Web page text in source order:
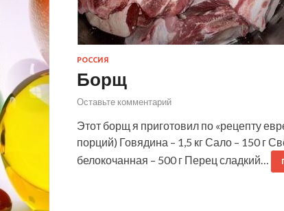
РОССИЯ
Борщ
Оставьте комментарий
Этот борщ я приготовил по «рецепту
порций) Говядина – 1,5 кг Сало – 150 г
белокочанная – 500 г Перец сладкий…